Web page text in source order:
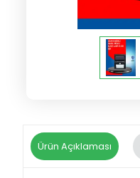
Ürün Açıklaması